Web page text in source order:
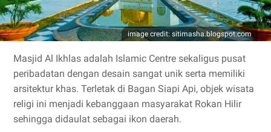
image credit: sitimasha.blogspot.com
Masjid Al Ikhlas adalah Islamic Centre sekaligus pusat
peribadatan dengan desain sangat unik serta memiliki
arsitektur khas. Terletak di Bagan Siapi Api, objek wisata
religi ini menjadi kebanggaan masyarakat Rokan Hilir
sehingga didaulat sebagai ikon daerah.